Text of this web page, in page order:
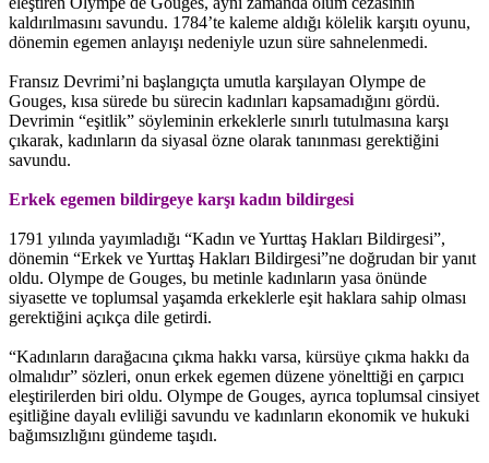
kaldırılmasını savundu. 1784’te kaleme aldığı kölelik karşıtı oyunu,
dönemin egemen anlayışı nedeniyle uzun süre sahnelenmedi.
Fransız Devrimi’ni başlangıçta umutla karşılayan Olympe de
Gouges, kısa sürede bu sürecin kadınları kapsamadığını gördü.
Devrimin “eşitlik” söyleminin erkeklerle sınırlı tutulmasına karşı
çıkarak, kadınların da siyasal özne olarak tanınması gerektiğini
savundu.
Erkek egemen bildirgeye karşı kadın bildirgesi
1791 yılında yayımladığı “Kadın ve Yurttaş Hakları Bildirgesi”,
dönemin “Erkek ve Yurttaş Hakları Bildirgesi”ne doğrudan bir yanıt
oldu. Olympe de Gouges, bu metinle kadınların yasa önünde
siyasette ve toplumsal yaşamda erkeklerle eşit haklara sahip olması
gerektiğini açıkça dile getirdi.
“Kadınların darağacına çıkma hakkı varsa, kürsüye çıkma hakkı da
olmalıdır” sözleri, onun erkek egemen düzene yönelttiği en çarpıcı
eleştirilerden biri oldu. Olympe de Gouges, ayrıca toplumsal cinsiyet
eşitliğine dayalı evliliği savundu ve kadınların ekonomik ve hukuki
bağımsızlığını gündeme taşıdı.